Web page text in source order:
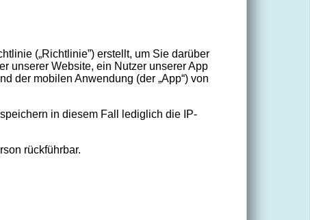
(„Richtlinie”) erstellt, um Sie darüber
unserer Website, ein Nutzer unserer App
der mobilen Anwendung (der „App“) von
in diesem Fall lediglich die IP-
rückführbar.